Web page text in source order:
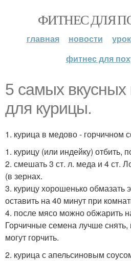
ФИТНЕС ДЛЯ
главная новости
фитнес для
5 самых
для курицы.
1. курица в медово - горчичном
1. курицу (или индейку) отбить,
2. смешать 3 ст. л. меда и 4 ст.
(в зернах.
3. курицу хорошенько обмазать
оставить на 40 минут при
4. после мясо можно обжарить
Горчичные семена лучше снять,
могут горчить.
2. курица с апельсиновым